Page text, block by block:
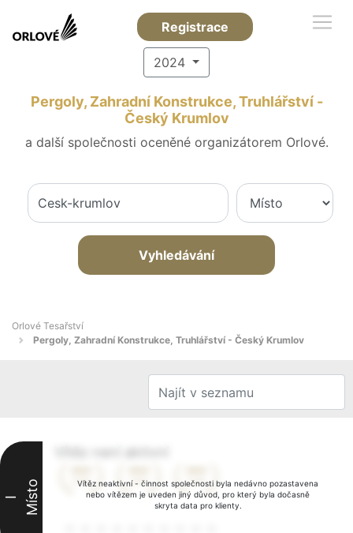
Registrace
2024
Pergoly, Zahradní Konstrukce, Truhlářství -
Český Krumlov
a další společnosti oceněné organizátorem Orlové.
Vyhledávání
Orlové Tesařství
Pergoly, Zahradní Konstrukce, Truhlářství - Český Krumlov
Vítěz neaktivní - činnost společnosti byla nedávno pozastavena
nebo vítězem je uveden jiný důvod, pro který byla dočasně
skryta data pro klienty.
I Místo